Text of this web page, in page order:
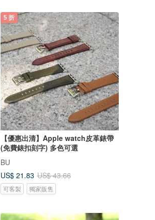
5 折
【優惠出清】Apple watch皮革錶帶
(免費錶扣刻字) 多色可選
BU
US$ 21.83 US$ 43.66
可客製 獨家販售